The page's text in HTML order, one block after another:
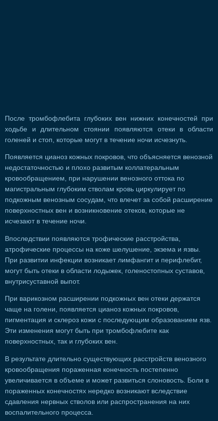
После тромбофлебита глубоких вен нижних конечностей при
ходьбе и длительном стоянии появляются отеки в области
голеней и стоп, которые могут в течение ночи исчезнуть.
Появляется цианоз кожных покровов, что объясняется венозной
недостаточностью и плохо развитым коллатеральным
кровообращением, при нарушении венозного оттока по
магистральным глубоким стволам кровь циркулирует по
подкожным венозным сосудам, что влечет за собой расширение
поверхностных вен и возникновение отеков, которые не
исчезают в течение ночи.
Впоследствии появляются трофические расстройства,
атрофические процессы на коже шелушение, экзема и язвы.
При развитии инфекции возникает лимфангит и перифлебит,
могут быть отеки в области лодыжек, голеностопных суставов,
внутрисуставной выпот.
При варикозном расширении подкожных вен отеки держатся
чаще на голени, появляется цианоз кожных покровов,
пигментация и склероз кожи с последующим образованием язв.
Эти изменения могут быть при тромбофлебите как
поверхностных, так и глубоких вен.
В результате длительно существующих расстройств венозного
кровообращения пораженная конечность постепенно
увеличивается в объеме и может развиться слоновость. Боли в
пораженных конечностях нередко возникают вследствие
сдавления нервных стволов или распространения на них
воспалительного процесса.